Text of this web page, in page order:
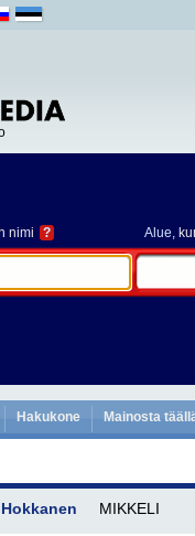
nimi ? Alue,
Hakukone Mainosta
MIKKELI